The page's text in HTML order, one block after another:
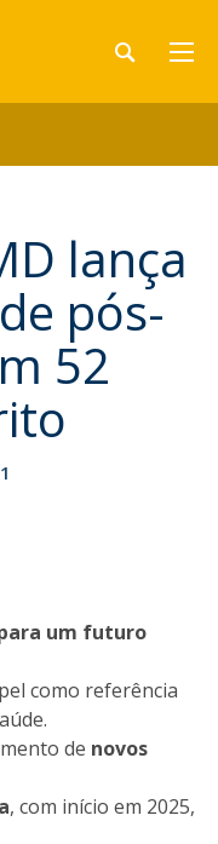
lança
pós-
52
um futuro
como referência
de novos
, com início em 2025,